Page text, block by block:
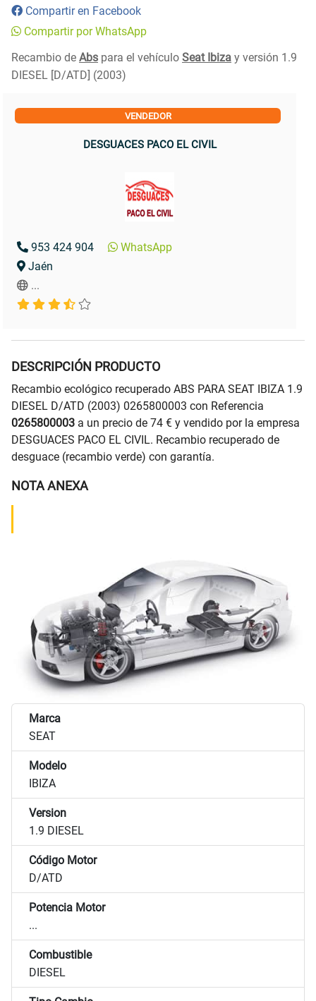
Compartir en Facebook
Compartir por WhatsApp
Recambio de Abs para el vehículo Seat Ibiza y versión 1.9
DIESEL [D/ATD] (2003)
VENDEDOR
DESGUACES PACO EL CIVIL
953 424 904
WhatsApp
Jaén
...
DESCRIPCIÓN PRODUCTO
Recambio ecológico recuperado ABS PARA SEAT IBIZA 1.9
DIESEL D/ATD (2003) 0265800003 con Referencia
0265800003 a un precio de 74 € y vendido por la empresa
DESGUACES PACO EL CIVIL. Recambio recuperado de
desguace (recambio verde) con garantía.
NOTA ANEXA
Marca
SEAT
Modelo
IBIZA
Version
1.9 DIESEL
Código Motor
D/ATD
Potencia Motor
...
Combustible
DIESEL